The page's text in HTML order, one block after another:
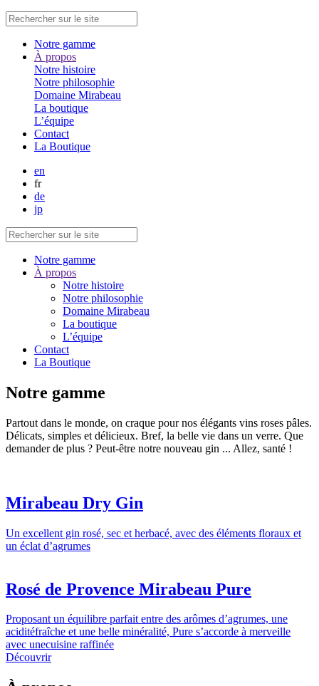
Notre gamme
À propos
Notre histoire
Notre philosophie
Domaine Mirabeau
La boutique
L’équipe
Contact
La Boutique
en
fr
de
jp
Notre gamme
À propos
Notre histoire
Notre philosophie
Domaine Mirabeau
La boutique
L’équipe
Contact
La Boutique
Notre gamme
Partout dans le monde, on craque pour nos élégants vins roses pâles.
Délicats, simples et délicieux. Bref, la belle vie dans un verre. Que
demander de plus ? Peut-être notre nouveau gin ... Allez, santé !
Mirabeau Dry Gin
Un excellent gin rosé, sec et herbacé, avec des éléments floraux et
un éclat d’agrumes
Rosé de Provence Mirabeau Pure
Proposant un équilibre parfait entre des arômes d’agrumes, une
aciditéfraîche et une belle minéralité, Pure s’accorde à merveille
avec unecuisine raffinée
Découvrir